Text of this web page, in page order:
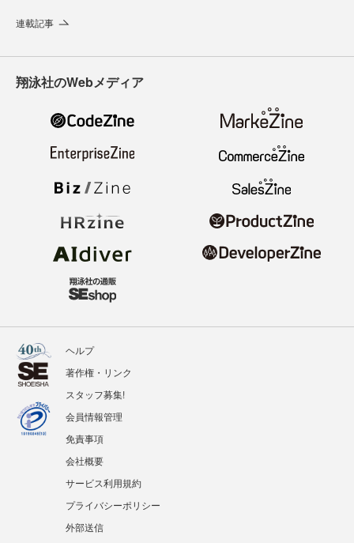
連載記事
翔泳社のWebメディア
ヘルプ
著作権・リンク
スタッフ募集!
会員情報管理
免責事項
会社概要
サービス利用規約
プライバシーポリシー
外部送信